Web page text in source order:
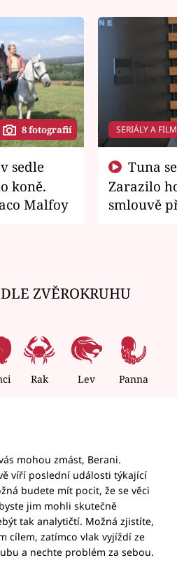
8 fotografií
koně.
Malfoy
SERIÁLY A
Zarazilo
smlouvě
ZVĚROKRUHU
Rak Lev Panna
mohou zmást, Berani.
víří poslední události týkající
budete mít pocit, že se věci
jim mohli skutečně
tak analytičtí. Možná zjistíte,
cílem, zatímco vlak vyjíždí ze
a nechte problém za sebou.